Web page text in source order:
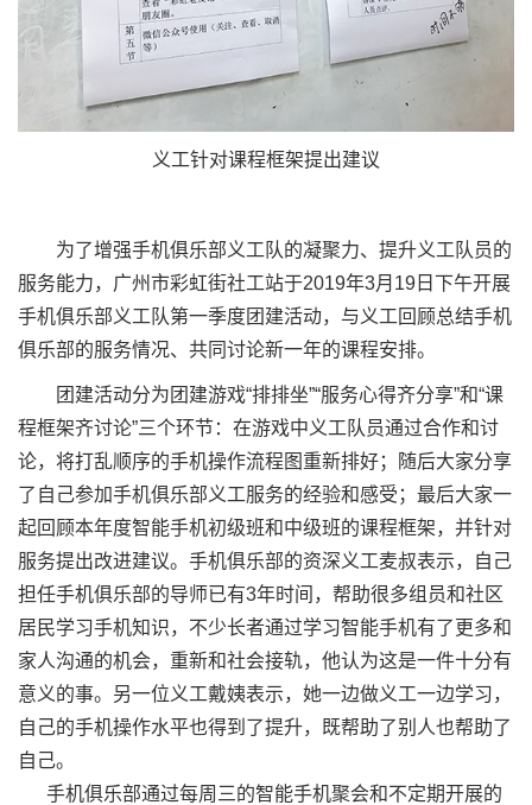
义工针对课程框架提出建议
为了增强手机俱乐部义工队的凝聚力、提升义工队员的
服务能力，广州市彩虹街社工站于2019年3月 19 日下午开展
手机俱乐部义工队第一季度团建活动，与义工回顾总结手机
俱乐部的服务情况、共同讨论新一年的课程安排。
团建活动分为团建游戏“排排坐”“服务心得齐分享”和“课
程框架齐讨论”三个环节：在游戏中义工队员通过合作和讨
论，将打乱顺序的手机操作流程图重新排好；随后大家分享
了自己参加手机俱乐部义工服务的经验和感受；最后大家一
起回顾本年度智能手机初级班和中级班的课程框架，并针对
服务提出改进建议。手机俱乐部的资深义工麦叔表示，自己
担任手机俱乐部的导师已有3年时间，帮助很多组员和社区
居民学习手机知识，不少长者通过学习智能手机有了更多和
家人沟通的机会，重新和社会接轨，他认为这是一件十分有
意义的事。另一位义工戴姨表示，她一边做义工一边学习，
自己的手机操作水平也得到了提升，既帮助了别人也帮助了
自己。
手机俱乐部通过每周三的智能手机聚会和不定期开展的